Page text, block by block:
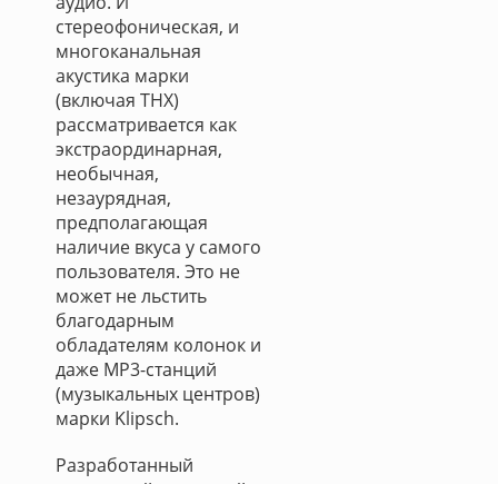
стереофоническая, и
многоканальная
акустика марки
(включая THX)
рассматривается как
экстраординарная,
необычная,
незаурядная,
предполагающая
наличие вкуса у самого
пользователя. Это не
может не льстить
благодарным
обладателям колонок и
даже МР3-станций
(музыкальных центров)
марки Klipsch.
Разработанный